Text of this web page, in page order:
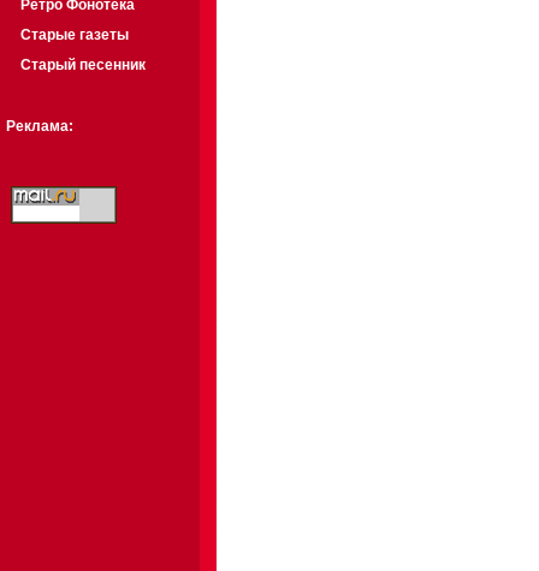
Ретро Фонотека
Старые газеты
Старый песенник
Реклама: